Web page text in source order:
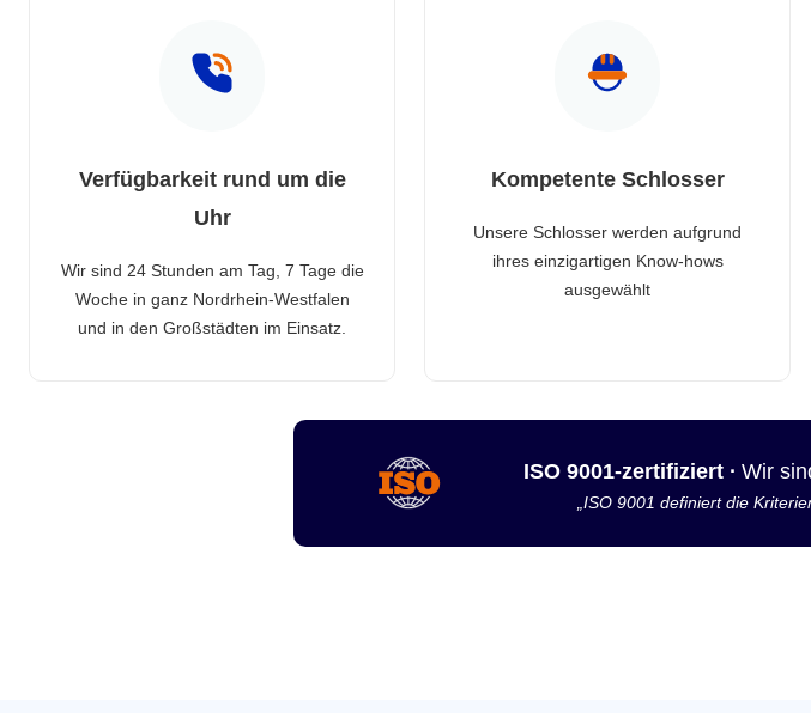
Verfügbarkeit rund um die
Uhr
Wir sind 24 Stunden am Tag, 7 Tage die
Woche in ganz Nordrhein-Westfalen
und in den Großstädten im Einsatz.
Kompetente Schlosser
Unsere Schlosser werden aufgrund
ihres einzigartigen Know-hows
ausgewählt
ISO 9001-zertifiziert · Wir
„ISO 9001 definiert die